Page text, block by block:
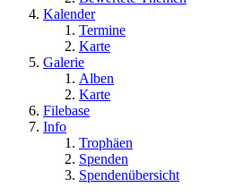
Kalender
Termine
Karte
Galerie
Alben
Karte
Filebase
Info
Trophäen
Spenden
Spendenübersicht